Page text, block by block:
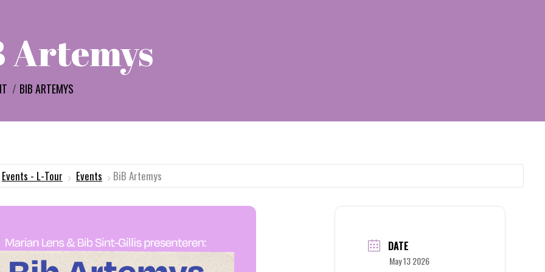
Artemys
BIB ARTEMYS
Events - L-Tour Events BiB Artemys
DATE
May 13 2026